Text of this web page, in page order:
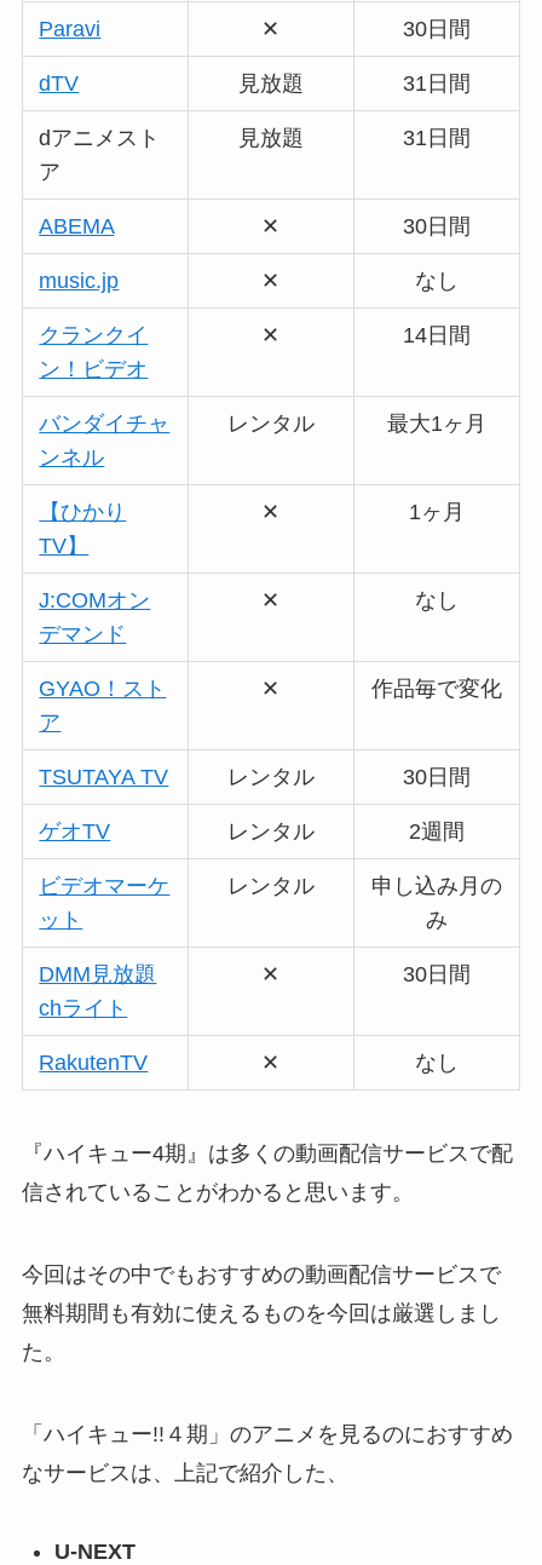
Paravi ✕ 30日間
dTV 見放題 31日間
dアニメスト
ア
見放題 31日間
ABEMA ✕ 30日間
music.jp ✕ なし
クランクイ
ン！ビデオ
✕ 14日間
バンダイチャ
ンネル
レンタル 最大1ヶ月
【ひかり
TV】
✕ 1ヶ月
J:COMオン
デマンド
✕ なし
GYAO！スト
ア
✕ 作品毎で変化
TSUTAYA TV レンタル 30日間
ゲオTV レンタル 2週間
ビデオマーケ
ット
レンタル
申し込み月の
み
DMM見放題
chライト
✕ 30日間
RakutenTV ✕ なし
『ハイキュー4期』は多くの動画配信サービスで配
信されていることがわかると思います。
今回はその中でもおすすめの動画配信サービスで
無料期間も有効に使えるものを今回は厳選しまし
た。
「ハイキュー!!４期」のアニメを見るのにおすすめ
なサービスは、上記で紹介した、
U-NEXT